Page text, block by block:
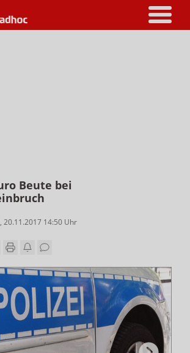
Beute bei
, 20.11.2017 14:50 Uhr